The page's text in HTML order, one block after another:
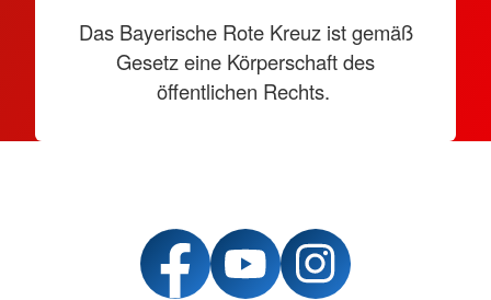
Das Bayerische Rote Kreuz ist gemäß
Gesetz eine Körperschaft des
öffentlichen Rechts.